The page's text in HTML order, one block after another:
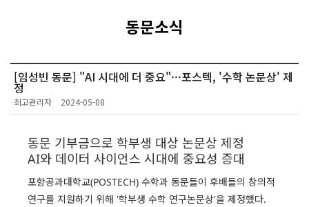
동문소식
[임성빈 동문] "AI 시대에 더 중요"···포스텍, '수학 논문상' 제
정
최고관리자 2024-05-08
동문 기부금으로 학부생 대상 논문상 제정
AI와 데이터 사이언스 시대에 중요성 증대
포항공과대학교(POSTECH) 수학과 동문들이 후배들의 창의적
연구를 지원하기 위해 '학부생 수학 연구논문상'을 제정했다.